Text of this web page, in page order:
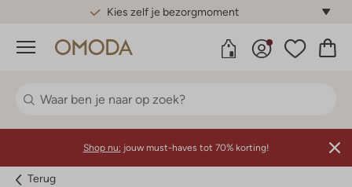
Gratis standaard verzending*
Menu
Shop nu: jouw must-haves tot 70% korting!
Terug